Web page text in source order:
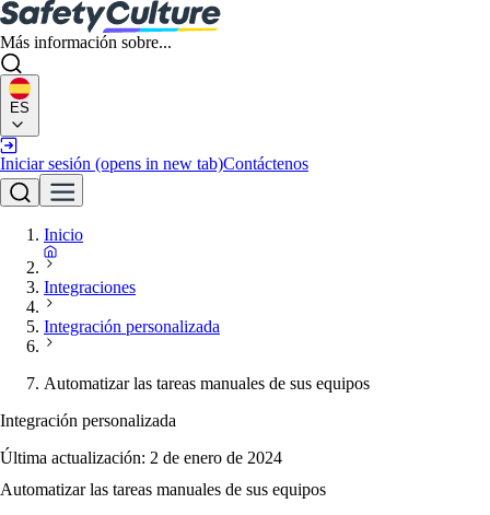
Más información sobre...
ES
Iniciar sesión (opens in new tab)Contáctenos
Inicio
Integraciones
Integración personalizada
Automatizar las tareas manuales de sus equipos
Integración personalizada
Última actualización: 2 de enero de 2024
Automatizar las tareas manuales de sus equipos